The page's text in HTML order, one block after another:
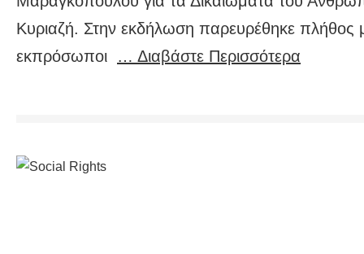
Κυριαζή. Στην εκδήλωση παρευρέθηκε πλήθος
εκπρόσωποι … Διαβάστε Περισσότερα